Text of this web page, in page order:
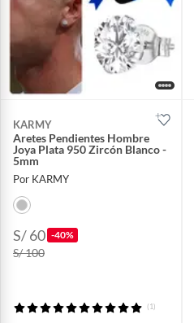
KARMY
Aretes Pendientes Hombre
Joya Plata 950 Zircón Blanco -
5mm
Por KARMY
S/ 60 -40%
S/ 100
(1)